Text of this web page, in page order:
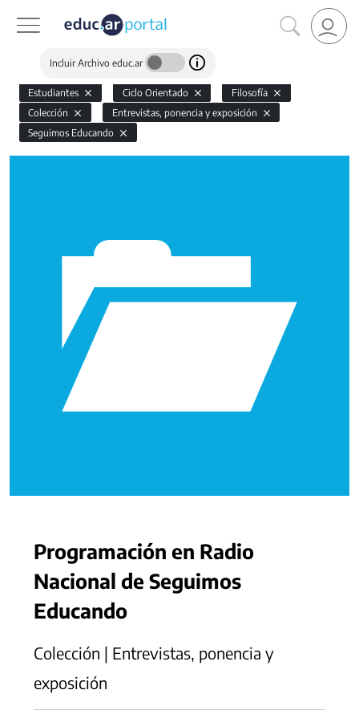
Incluir Archivo educ.ar
Estudiantes Ciclo Orientado
Filosofía
Colección
Entrevistas, ponencia y exposición
Seguimos Educando
Programación en Radio
Nacional de Seguimos
Educando
Colección | Entrevistas, ponencia y
exposición